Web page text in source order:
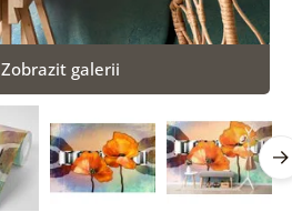
Zobrazit galerii